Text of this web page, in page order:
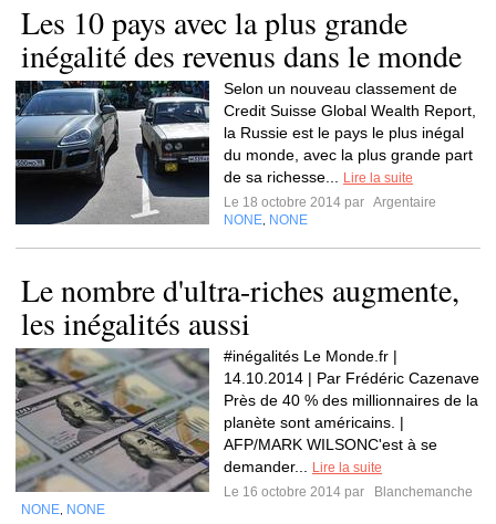
Les 10 pays avec la plus grande
inégalité des revenus dans le monde
Selon un nouveau classement de
Credit Suisse Global Wealth Report,
la Russie est le pays le plus inégal
du monde, avec la plus grande part
de sa richesse...
Lire la suite
Le 18 octobre 2014 par Argentaire
NONE NONE
Le nombre d'ultra-riches augmente,
les inégalités aussi
#inégalités Le Monde.fr |
14.10.2014 | Par Frédéric Cazenave
Près de 40 % des millionnaires de la
planète sont américains. |
AFP/MARK WILSONC'est à se
demander...
Lire la suite
Le 16 octobre 2014 par
Blanchemanche
NONE NONE